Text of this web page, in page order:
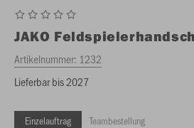
JAKO
Artikelnummer: 1232
Lieferbar bis 2027
Einzelauftrag Teambestellung